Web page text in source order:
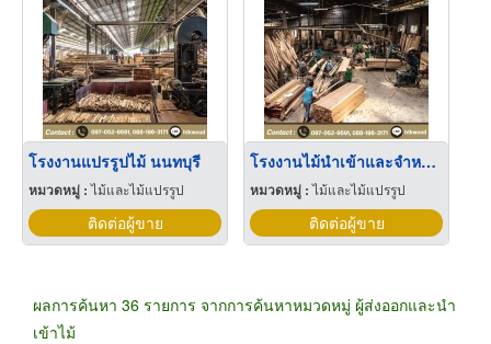
โรงงานแปรรูปไม้ นนทบุรี
หมวดหมู่ :ไม้และไม้แปรรูป
ติดต่อผู้ขาย
โรงงานไม้นำเข้าและจำหน่ายไม้แปรรูป ราคาถูก
หมวดหมู่ :ไม้และไม้แปรรูป
ติดต่อผู้ขาย
ผลการค้นหา 36 รายการ จากการค้นหาหมวดหมู่ ผู้ส่งออกและนำ
เข้าไม้